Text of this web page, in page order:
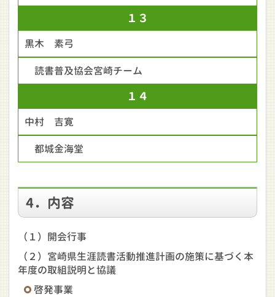
１３
黒木 素弓
読書普及協会宮崎チーム
１４
中村 吉寛
都城金海堂
4．内容
（１）開会行事
（２）宮崎県生涯読書活動推進計画の施策に基づく本
年度の取組説明と協議
啓発事業